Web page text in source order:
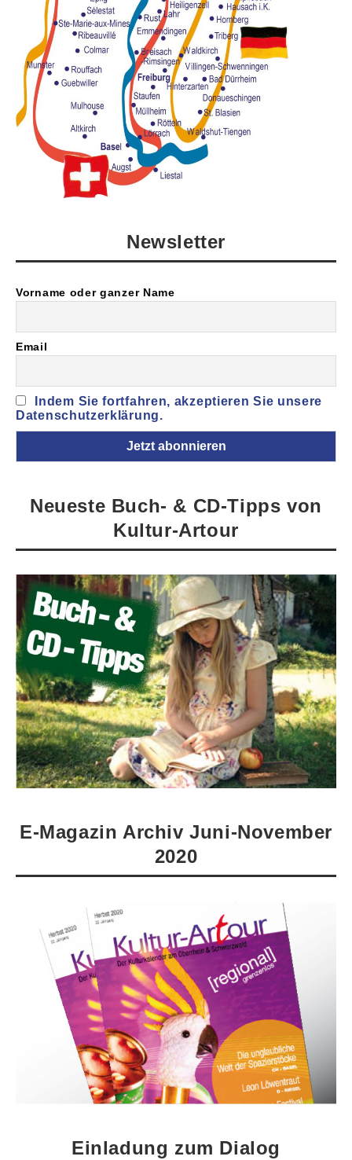
Newsletter
Vorname oder ganzer Name
Email
Indem Sie fortfahren, akzeptieren Sie unsere
Datenschutzerklärung.
Neueste Buch- & CD-Tipps von
Kultur-Artour
E-Magazin Archiv Juni-November
2020
Einladung zum Dialog